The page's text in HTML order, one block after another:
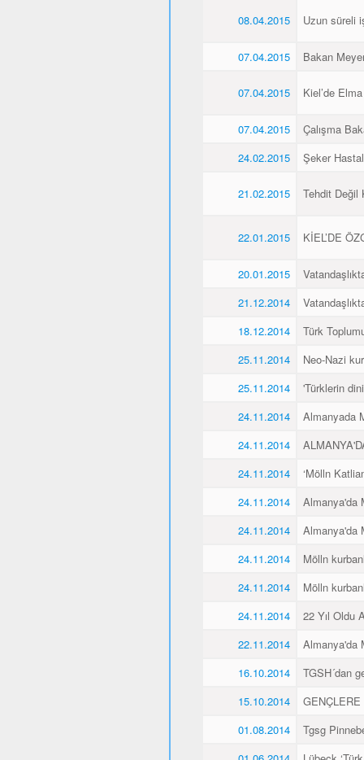
08.04.2015 Uzun süreli
07.04.2015 Bakan
07.04.2015 Kiel’de
07.04.2015
Çalışma
24.02.2015
Şeker
21.02.2015 Tehdit Değil
22.01.2015 KİEL’DE
20.01.2015
21.12.2014
18.12.2014
Türk
25.11.2014
Neo-Nazi
25.11.2014
'Türklerin
24.11.2014
Almanyada
24.11.2014
24.11.2014
‘Mölln
24.11.2014
Almanya'da
24.11.2014
Almanya'da
24.11.2014
Mölln
24.11.2014
Mölln
24.11.2014
22 Yıl Oldu
22.11.2014
Almanya'da
16.10.2014
TGSH´dan
15.10.2014
01.08.2014
Tgsg